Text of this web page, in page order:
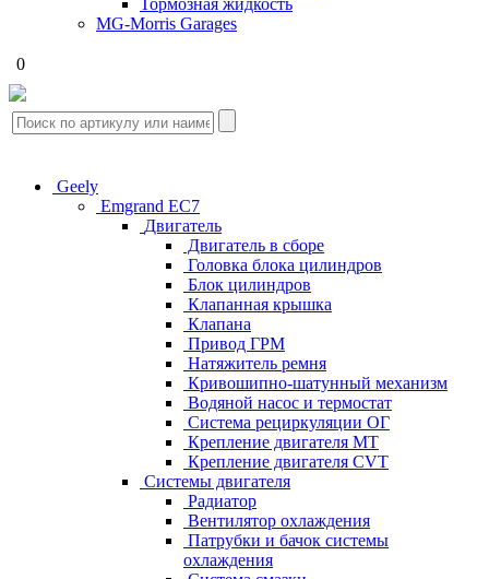
Тормозная жидкость
MG-Morris Garages
0
Geely
Emgrand EC7
Двигатель
Двигатель в сборе
Головка блока цилиндров
Блок цилиндров
Клапанная крышка
Клапана
Привод ГРМ
Натяжитель ремня
Кривошипно-шатунный механизм
Водяной насос и термостат
Система рециркуляции ОГ
Крепление двигателя MT
Крепление двигателя CVT
Системы двигателя
Радиатор
Вентилятор охлаждения
Патрубки и бачок системы
охлаждения